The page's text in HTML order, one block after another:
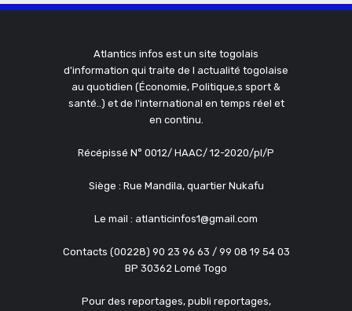
Atlantics infos est un site togolais
d'information qui traite de l actualité togolaise
au quotidien (Économie, Politique,s sport &
santé..) et de l'international en temps réel et
en continu.
Récépissé N° 0012/ HAAC/ 12-2020/pl/P
Siège : Rue Mandila, quartier Nukafu
Le mail : atlanticinfos1@gmail.com
Contacts (00228) 90 23 96 63 / 99 08 19 54 03
BP 30362 Lomé Togo
Pour des reportages, publi reportages,